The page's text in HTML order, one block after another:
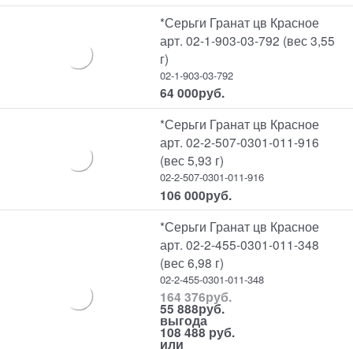
*Серьги Гранат цв Красное
арт. 02-1-903-03-792 (вес 3,55
г)
02-1-903-03-792
64 000руб.
*Серьги Гранат цв Красное
арт. 02-2-507-0301-011-916
(вес 5,93 г)
02-2-507-0301-011-916
106 000руб.
*Серьги Гранат цв Красное
арт. 02-2-455-0301-011-348
(вес 6,98 г)
02-2-455-0301-011-348
164 376руб.
55 888руб.
выгода
108 488 руб.
или